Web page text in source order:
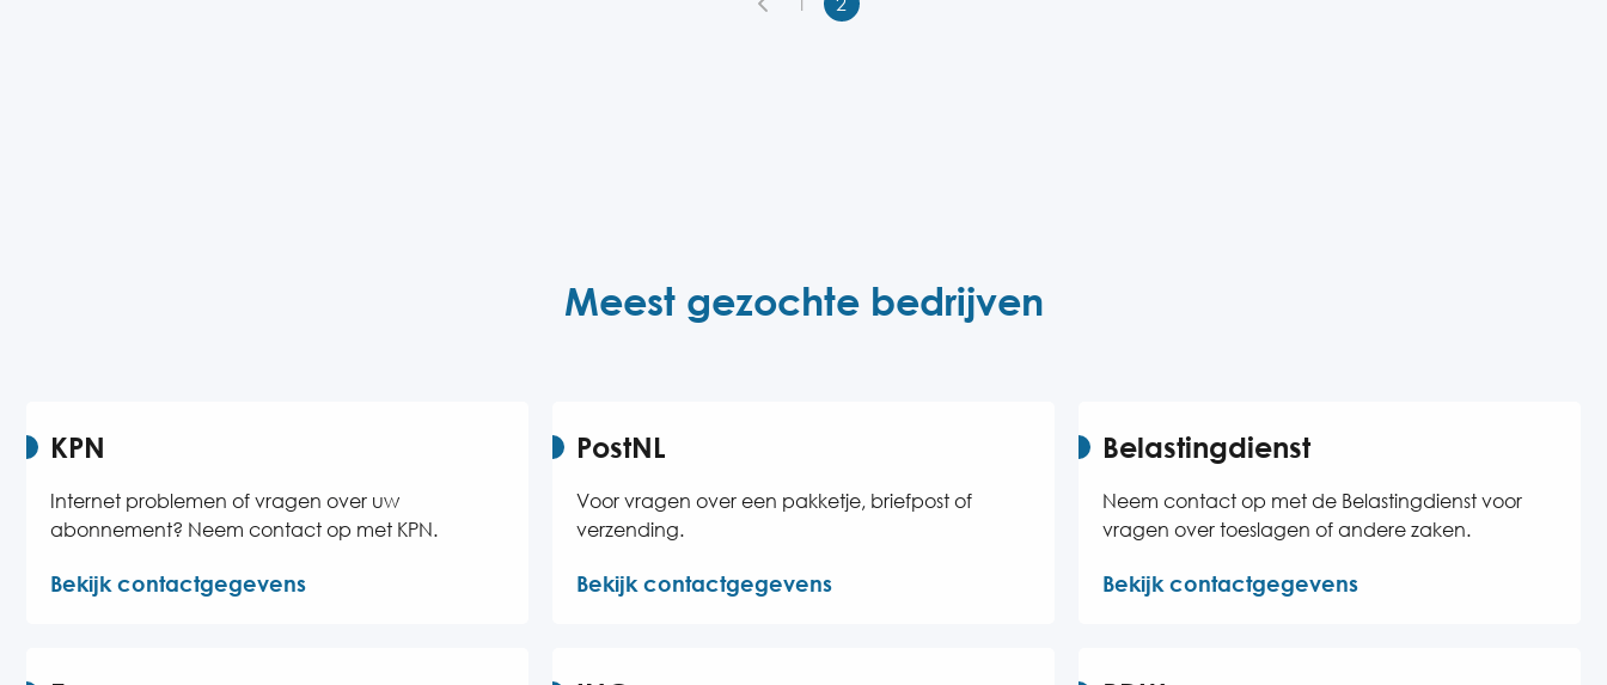
Meest gezochte bedrijven
KPN
Internet problemen of vragen over uw
abonnement? Neem contact op met KPN.
Bekijk contactgegevens
PostNL
Voor vragen over een pakketje, briefpost of
verzending.
Bekijk contactgegevens
Belastingdienst
Neem contact op met de Belastingdienst voor
vragen over toeslagen of andere zaken.
Bekijk contactgegevens